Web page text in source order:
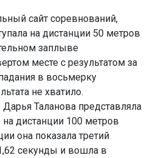
сайт соревнований,
на дистанции 50 метров
заплыве
месте с результатом за
в восьмерку
не хватило.
Таланова представляла
дистанции 100 метров
она показала третий
секунды и вошла в